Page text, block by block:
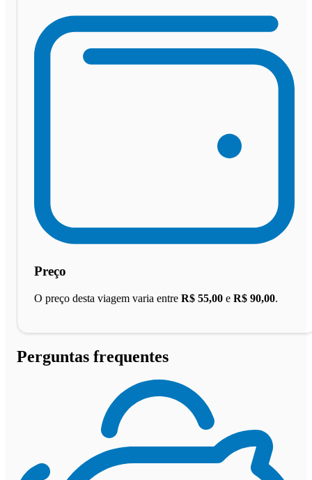
Preço
O preço desta viagem varia entre R$ 55,00 e R$ 90,00.
Perguntas frequentes